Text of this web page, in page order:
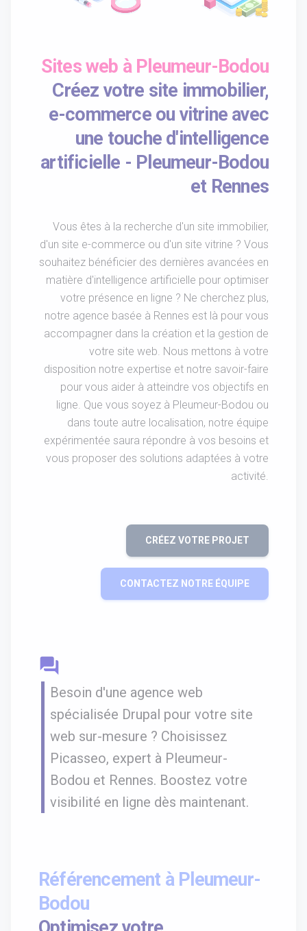
Sites web à Pleumeur-Bodou
Créez votre site immobilier,
e-commerce ou vitrine avec
une touche d'intelligence
artificielle - Pleumeur-Bodou
et Rennes
Vous êtes à la recherche d'un site immobilier,
d'un site e-commerce ou d'un site vitrine ? Vous
souhaitez bénéficier des dernières avancées en
matière d'intelligence artificielle pour optimiser
votre présence en ligne ? Ne cherchez plus,
notre agence basée à Rennes est là pour vous
accompagner dans la création et la gestion de
votre site web. Nous mettons à votre
disposition notre expertise et notre savoir-faire
pour vous aider à atteindre vos objectifs en
ligne. Que vous soyez à Pleumeur-Bodou ou
dans toute autre localisation, notre équipe
expérimentée saura répondre à vos besoins et
vous proposer des solutions adaptées à votre
activité.
CRÉEZ VOTRE PROJET
CONTACTEZ NOTRE ÉQUIPE
question_answer
Besoin d'une agence web
spécialisée Drupal pour votre site
web sur-mesure ? Choisissez
Picasseo, expert à Pleumeur-
Bodou et Rennes. Boostez votre
visibilité en ligne dès maintenant.
Référencement à Pleumeur-
Bodou